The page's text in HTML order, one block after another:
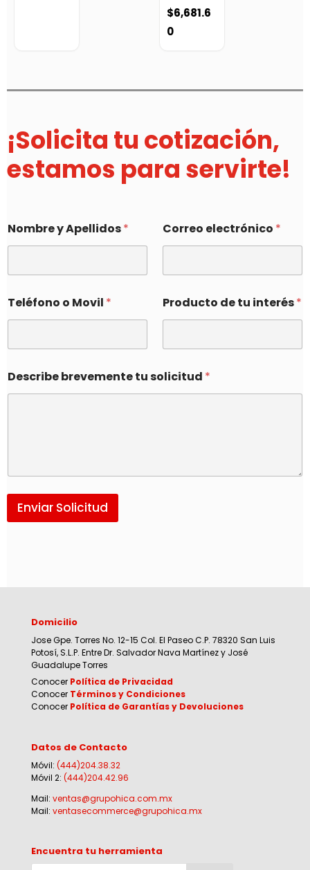
$6,681.6
0
¡Solicita tu cotización,
estamos para servirte!
Nombre y Apellidos* Correo electrónico *
Teléfono o Movil * Producto de tu interés*
Describe brevemente tu solicitud *
Enviar Solicitud
Domicilio
Jose Gpe. Torres No. 12-15 Col. El Paseo C.P. 78320 San Luis
Potosí, S.L.P. Entre Dr. Salvador Nava Martínez y José
Guadalupe Torres
Conocer Política de Privacidad
Conocer Términos y Condiciones
Conocer Política de Garantías y Devoluciones
Datos de Contacto
Móvil: (444)204.38.32
Móvil 2: (444)204.42.96
Mail: ventas@grupohica.com.mx
Mail: ventasecommerce@grupohica.mx
Encuentra tu herramienta